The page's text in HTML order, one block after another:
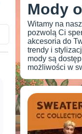
Mody
Witamy na
pozwolą Ci
akcesoria do
trendy i
mody są
możliwości w